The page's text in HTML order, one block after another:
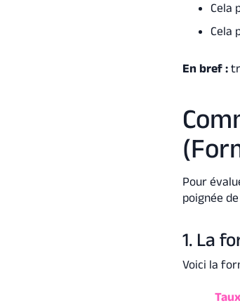
Cela
Cela
En bref :
Pour
poignée
1. La
Voici la